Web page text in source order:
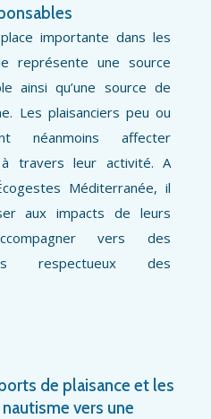
importante dans les
représente une source
ainsi qu’une source de
Les plaisanciers peu ou
néanmoins affecter
à travers leur activité. A
Méditerranée, il
aux impacts de leurs
vers des
respectueux des
de plaisance et les
vers une